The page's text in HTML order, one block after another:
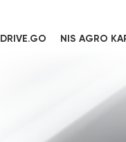
DRIVE.GO NIS AGRO